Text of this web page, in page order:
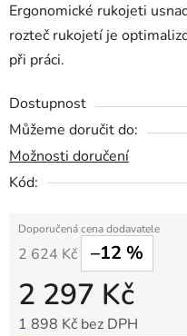
Ergonomické rukojeti
rozteč rukojetí je
při práci.
Dostupnost
Můžeme doručit do:
Možnosti doručení
Kód:
2 624 Kč –12 %
2 297 Kč
1 898 Kč bez DPH